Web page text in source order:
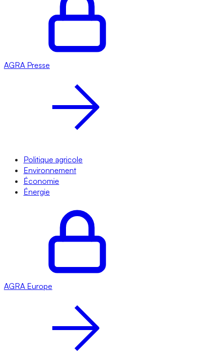
AGRA Presse
Politique agricole
Environnement
Économie
Énergie
AGRA Europe